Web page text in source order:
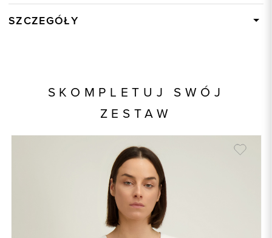
SZCZEGÓŁY
Elastan
1: 100% Wiskoza
Kolor
écru
SKOMPLETUJ SWÓJ
ZESTAW